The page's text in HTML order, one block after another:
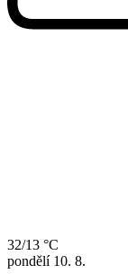
32/13 °C
pondělí 10. 8.